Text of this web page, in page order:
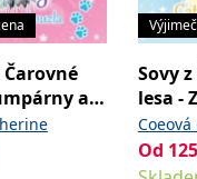
a
Sovy
lesa -
Od 125